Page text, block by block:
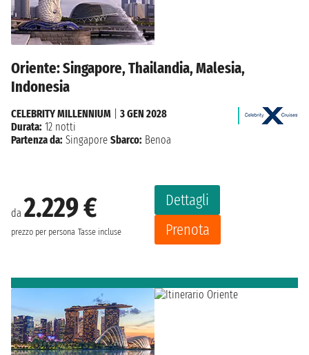
Oriente: Singapore, Thailandia, Malesia,
Indonesia
da 2.229 €
prezzo per persona Tasse incluse
Dettagli
Prenota
CELEBRITY MILLENNIUM
3 GEN 2028
Durata: 12 notti
Partenza da: Singapore Sbarco: Benoa